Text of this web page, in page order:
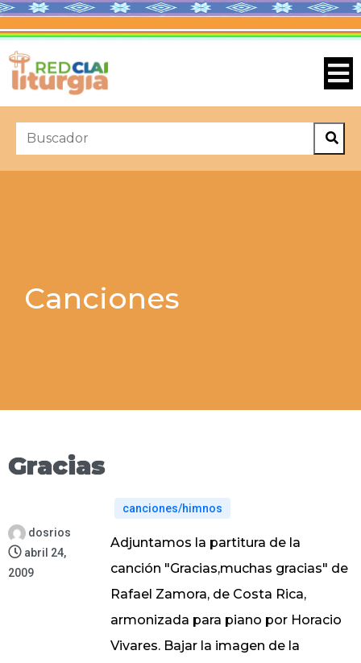
Canciones
Gracias
dosrios
abril 24,
2009
canciones/himnos
Adjuntamos la partitura de la
canción "Gracias,muchas gracias" de
Rafael Zamora, de Costa Rica,
armonizada para piano por Horacio
Vivares. Bajar la imagen de la